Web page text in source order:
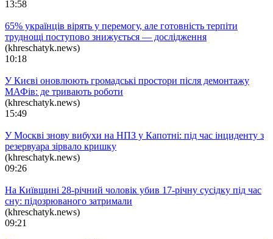
13:58
65% українців вірять у перемогу, але готовність терпіти
труднощі поступово знижується — дослідження
(khreschatyk.news)
10:18
У Києві оновлюють громадські простори після демонтажу
МАФів: де тривають роботи
(khreschatyk.news)
15:49
У Москві знову вибухи на НПЗ у Капотні: під час інциденту з
резервуара зірвало кришку
(khreschatyk.news)
09:26
На Київщині 28-річний чоловік убив 17-річну сусідку під час
сну: підозрюваного затримали
(khreschatyk.news)
09:21